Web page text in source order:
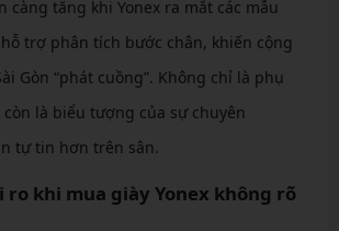
càng tăng khi Yonex ra mắt các mẫu
trợ phân tích bước chân, khiến cộng
Gòn “phát cuồng”. Không chỉ là phụ
còn là biểu tượng của sự chuyên
tự tin hơn trên sân.
ro khi mua giày Yonex không rõ